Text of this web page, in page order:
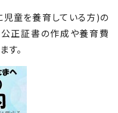
童を養育している方)の
正証書の作成や養育費
す。